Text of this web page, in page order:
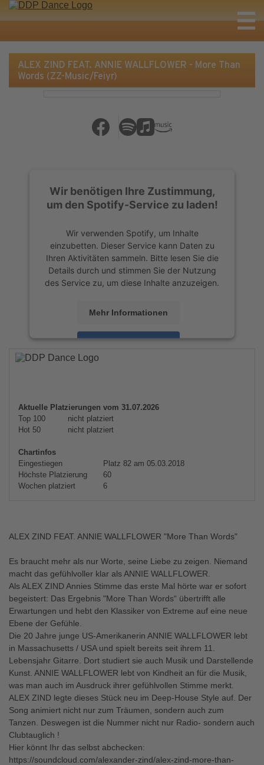
ALEX ZIND FEAT. ANNIE WALLFLOWER - More Than
Words (ZZ-Music/Feiyr)
Wir benötigen Ihre Zustimmung,
um den Spotify-Service zu laden!
Wir verwenden Spotify, um Inhalte
einzubetten. Dieser Service kann Daten zu
Ihren Aktivitäten sammeln. Bitte lesen Sie die
Details durch und stimmen Sie der Nutzung
des Service zu, um diese Inhalte anzuzeigen.
Mehr Informationen
Akzeptieren
powered by
Aktuelle Platzierungen vom 31.07.2026
Top 100
nicht platziert
Hot 50
nicht platziert
Chartinfos
Eingestiegen
Platz 82 am 05.03.2018
Höchste Platzierung
60
Wochen platziert
6
ALEX ZIND FEAT. ANNIE WALLFLOWER "More Than Words"
Es braucht mehr als nur Worte, seine Liebe zu zeigen. Niemand
macht das gefühlvoller klar als ANNIE WALLFLOWER.
Als ALEX ZIND Annies Stimme das erste Mal hörte war er sofort
begeistert: Das Ergebnis "More Than Words“ übertrifft alle
Erwartungen und hebt den Klassiker von Extreme auf eine neue
Ebene der Gefühle.
Die 20 Jahre junge US-Amerikanerin ANNIE WALLFLOWER lebt
in Massachusetts / USA und spielt bereits seit ihrem 11.
Lebensjahr Gitarre. Dort studiert sie auch Musik und Darstellende
Kunst. ANNIE WALLFLOWER lebt von Kindheit an für die Musik,
was man auch im Ausdruck ihrer gefühlvollen Stimme merkt.
ALEX ZIND legte dieses Stück neu im Deep-House Style auf. Der
Song animiert nicht nur zum Träumen, sondern auch zum
Tanzen. Deswegen ist die Nummer nicht nur Radio- sondern auch
Clubtauglich !
Hier könnt Ihr das selbst abchecken:
https://soundcloud.com/alexander-zind/alex-zind-more-than-